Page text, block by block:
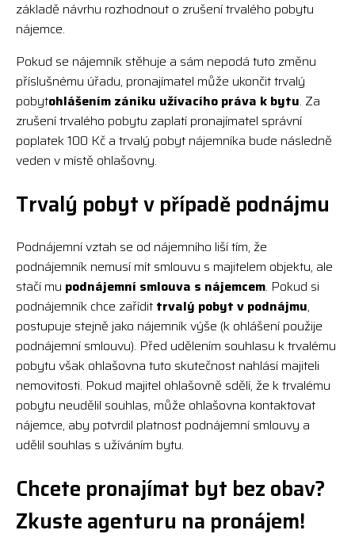
základě návrhu rozhodnout o zrušení trvalého pobytu
nájemce.
Pokud se nájemník stěhuje a sám nepodá tuto změnu
příslušnému úřadu, pronajímatel může ukončit trvalý
pobytohlášením zániku užívacího práva k bytu. Za
zrušení trvalého pobytu zaplatí pronajímatel správní
poplatek 100 Kč a trvalý pobyt nájemníka bude následně
veden v místě ohlašovny.
Trvalý pobyt v případě podnájmu
Podnájemní vztah se od nájemního liší tím, že
podnájemník nemusí mít smlouvu s majitelem objektu, ale
stačí mu podnájemní smlouva s nájemcem. Pokud si
podnájemník chce zařídit trvalý pobyt v podnájmu,
postupuje stejně jako nájemník výše (k ohlášení použije
podnájemní smlouvu). Před udělením souhlasu k trvalému
pobytu však ohlašovna tuto skutečnost nahlásí majiteli
nemovitosti. Pokud majitel ohlašovně sdělí, že k trvalému
pobytu neudělil souhlas, může ohlašovna kontaktovat
nájemce, aby potvrdil platnost podnájemní smlouvy a
udělil souhlas s užíváním bytu.
Chcete pronajímat byt bez obav?
Zkuste agenturu na pronájem!